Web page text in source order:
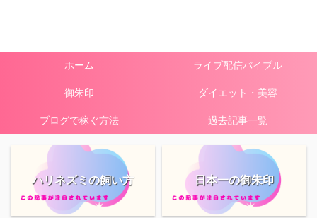
ホーム ライブ配信バイブル
御朱印 ダイエット・美容
ブログで稼ぐ方法 過去記事一覧
ハリネズミの飼い方 日本一の御朱印